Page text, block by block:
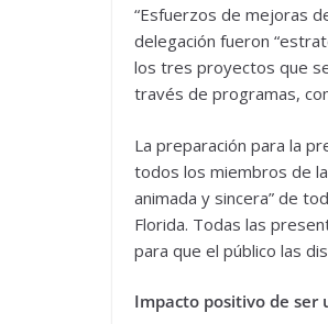
“Esfuerzos de mejoras
delegación fueron
los tres proyectos que
través de programas,
La preparación para la
todos los miembros de
animada y sincera” de
Florida. Todas las
para que el público las
Impacto positivo de ser